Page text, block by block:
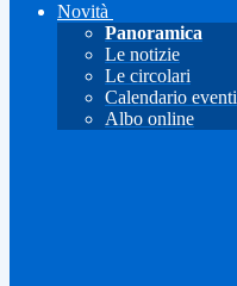
Novità
Panoramica
Le notizie
Le circolari
Calendario eventi
Albo online